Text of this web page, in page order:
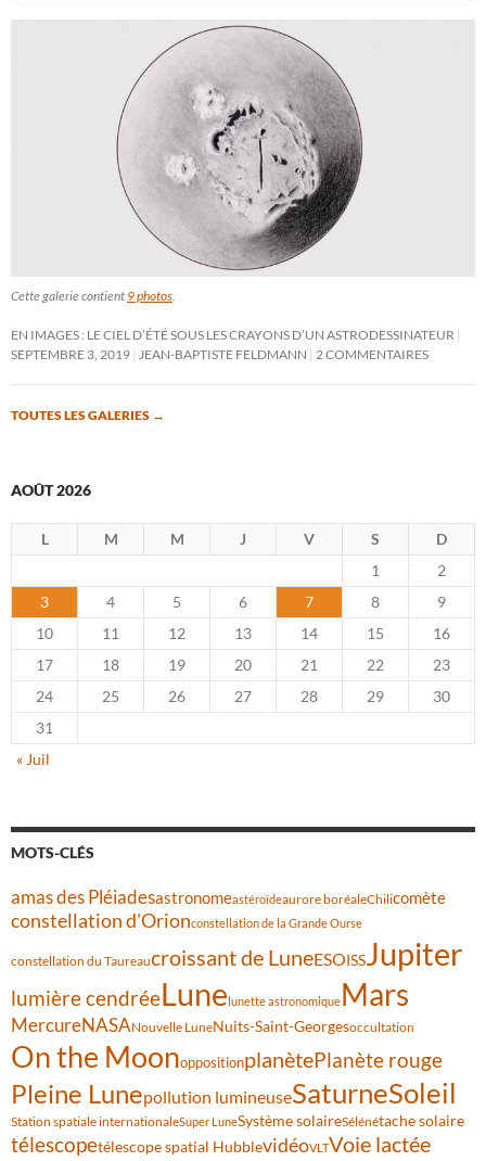
Cette galerie contient 9 photos
EN IMAGES : LE CIEL D’ÉTÉ SOUS LES CRAYONS D’UN ASTRODESSINATEUR
SEPTEMBRE 3, 2019
JEAN-BAPTISTE FELDMANN 2 COMMENTAIRES
TOUTES LES GALERIES →
AOÛT 2026
L M M J V S
D
1
2
3
4 5 6 7 8
9
10
11 12 13 14 15
16
17
18 19 20 21 22
23
24
25 26 27 28 29
30
31
« Juil
MOTS-CLÉS
amas des Pléiadesastronomeastéroïdeaurore boréaleChilicomète
constellation d'Orionconstellation de la Grande Ourse
constellation du Taureaucroissant de LuneESOISSJupiter
lumière cendréeLunelunette astronomiqueMars
MercureNASANouvelle LuneNuits-Saint-Georgesoccultation
On the MoonoppositionplanètePlanète rouge
Pleine Lunepollution lumineuseSaturneSoleil
Station spatiale internationaleSuper LuneSystème solaireSélénétache solaire
télescopetélescope spatial HubblevidéoVLTVoie lactée